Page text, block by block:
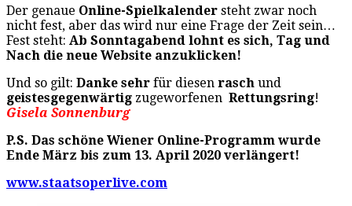
Der genaue Online-Spielkalender steht zwar noch
nicht fest, aber das wird nur eine Frage der Zeit sein…
Fest steht: Ab Sonntagabend lohnt es sich, Tag und
Nach die neue Website anzuklicken!
Und so gilt: Danke sehr für diesen rasch und
geistesgegenwärtig zugeworfenen Rettungsring!
Gisela Sonnenburg
P.S. Das schöne Wiener Online-Programm wurde
Ende März bis zum 13. April 2020 verlängert!
www.staatsoperlive.com